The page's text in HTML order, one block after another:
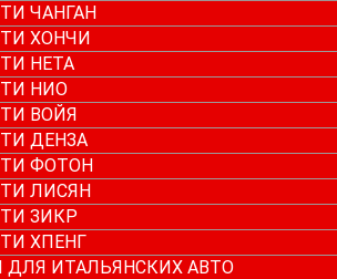
ЧАНГАН
ХОНЧИ
НЕТА
НИО
ВОЙЯ
ДЕНЗА
ФОТОН
ЛИСЯН
ЗИКР
ХПЕНГ
ДЛЯ ИТАЛЬЯНСКИХ АВТО